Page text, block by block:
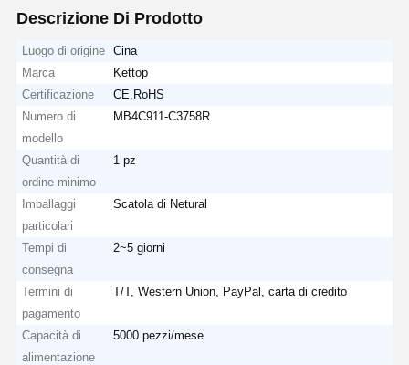
Descrizione Di Prodotto
Luogo di origine
Cina
Marca
Kettop
Certificazione
CE,RoHS
Numero di
modello
MB4C911-C3758R
Quantità di
ordine minimo
1 pz
Imballaggi
particolari
Scatola di Netural
Tempi di
consegna
2~5 giorni
Termini di
pagamento
T/T, Western Union, PayPal, carta di credito
Capacità di
alimentazione
5000 pezzi/mese